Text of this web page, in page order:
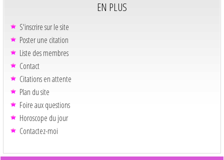
EN PLUS
S'inscrire sur le site
Poster une citation
Liste des membres
Contact
Citations en attente
Plan du site
Foire aux questions
Horoscope du jour
Contactez-moi